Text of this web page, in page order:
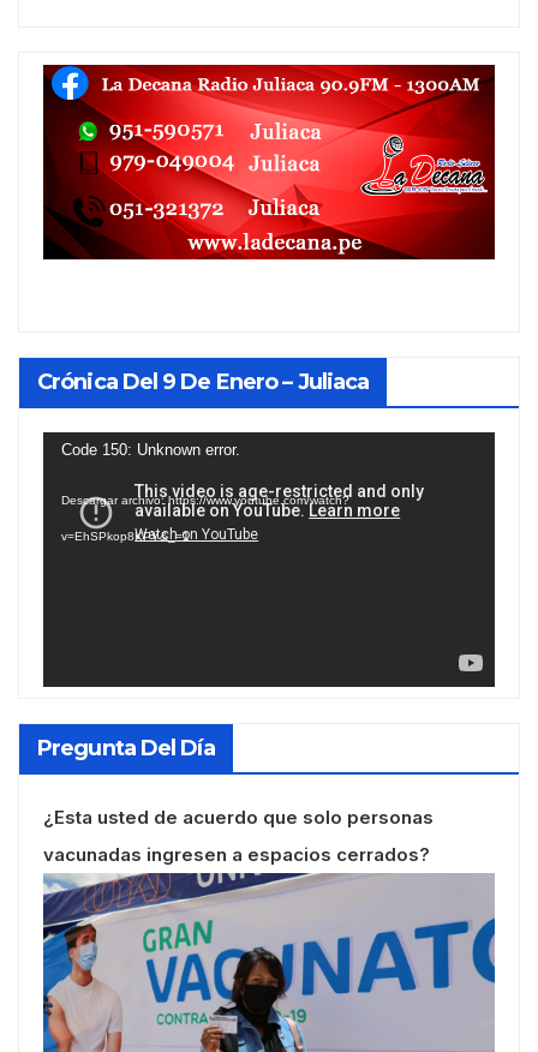
Crónica Del 9 De Enero – Juliaca
Reproductor
vídeo
Code 150: Unknown error.
Descargar archivo: https://www.youtube.com/watch?
v=EhSPkop8KPY&_=1
Pregunta Del Día
¿Esta usted de acuerdo que solo personas
vacunadas ingresen a espacios cerrados?